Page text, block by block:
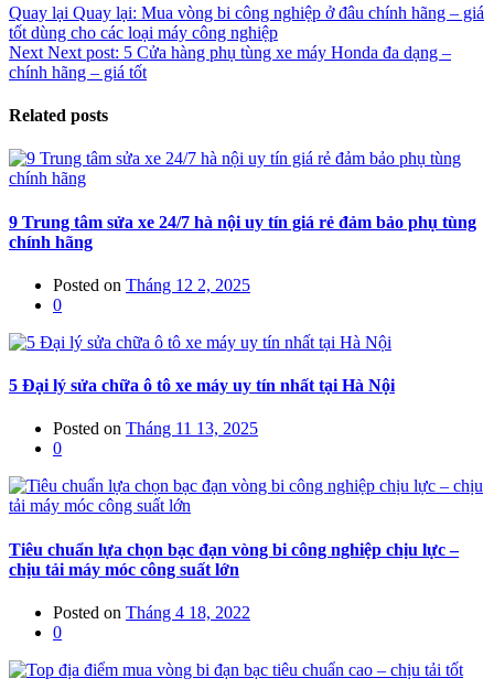
Quay lại Quay lại: Mua vòng bi công nghiệp ở đâu chính hãng – giá
tốt dùng cho các loại máy công nghiệp
Next Next post: 5 Cửa hàng phụ tùng xe máy Honda đa dạng –
chính hãng – giá tốt
Related posts
9 Trung tâm sửa xe 24/7 hà nội uy tín giá rẻ đảm bảo phụ tùng
chính hãng
Posted on Tháng 12 2, 2025
0
5 Đại lý sửa chữa ô tô xe máy uy tín nhất tại Hà Nội
Posted on Tháng 11 13, 2025
0
Tiêu chuẩn lựa chọn bạc đạn vòng bi công nghiệp chịu lực –
chịu tải máy móc công suất lớn
Posted on Tháng 4 18, 2022
0